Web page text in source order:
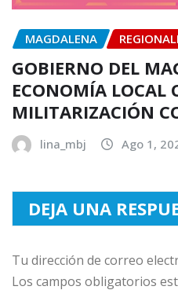
MAGDALENA
GOBIERNO DEL
ECONOMÍA LOCAL
MILITARIZACIÓN
lina_mbj Ago 1,
DEJA UNA
Tu dirección de correo
Los campos obligatorios